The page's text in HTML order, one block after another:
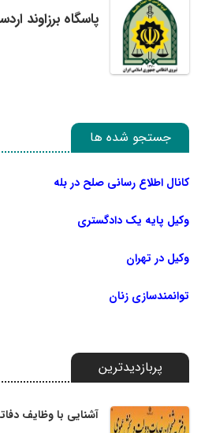
پاسگاه برزاوند
جستجو شده ها
کانال اطلاع رسانی صلح در بله
وکیل پایه یک دادگستری
وکیل در تهران
توانمندسازی زنان
پربازدیدترین
آشنایی با وظایف